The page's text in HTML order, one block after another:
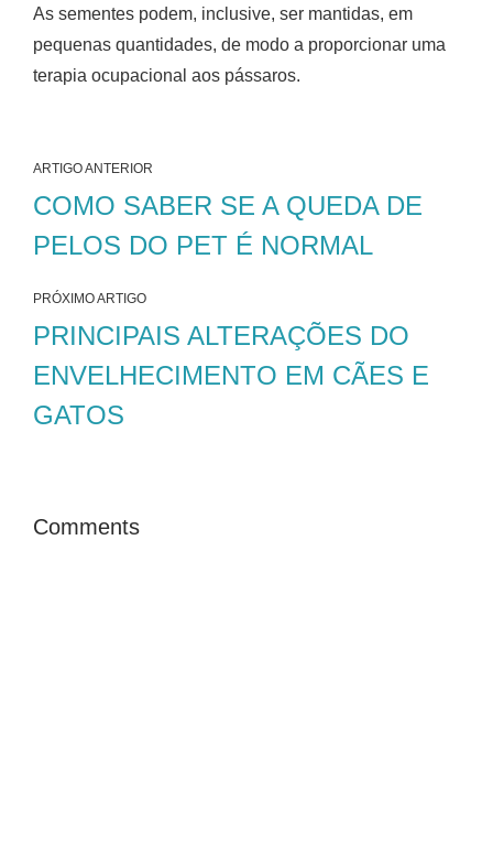
As sementes podem, inclusive, ser mantidas, em
pequenas quantidades, de modo a proporcionar uma
terapia ocupacional aos pássaros.
ARTIGO ANTERIOR
COMO SABER SE A QUEDA DE
PELOS DO PET É NORMAL
PRÓXIMO ARTIGO
PRINCIPAIS ALTERAÇÕES DO
ENVELHECIMENTO EM CÃES E
GATOS
Comments